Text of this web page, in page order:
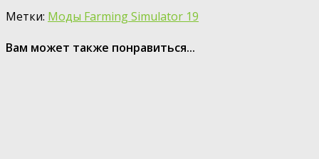
Метки: Моды Farming Simulator 19
Вам может также понравиться...